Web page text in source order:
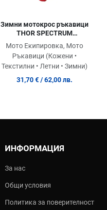
Зимни мотокрос ръкавици
THOR SPECTRUM
RED/WHITE COLD WEATHER
Мото Екипировка, Мото
Ръкавици (Кожени •
Текстилни • Летни • Зимни)
31,70 € / 62,00 лв.
ИНФОРМАЦИЯ
За нас
Общи условия
Политика за поверителност